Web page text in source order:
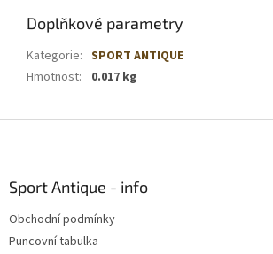
Doplňkové parametry
Kategorie: SPORT ANTIQUE
Hmotnost: 0.017 kg
Sport Antique - info
Obchodní podmínky
Puncovní tabulka